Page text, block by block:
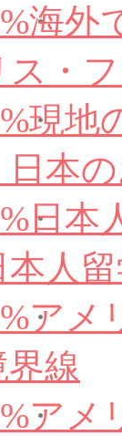
海外
ス・
現地
本
日本
人
アメ
線
アメ